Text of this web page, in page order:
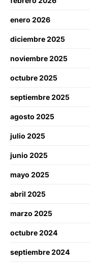
enero 2026
diciembre 2025
noviembre 2025
octubre 2025
septiembre 2025
agosto 2025
julio 2025
junio 2025
mayo 2025
abril 2025
marzo 2025
octubre 2024
septiembre 2024